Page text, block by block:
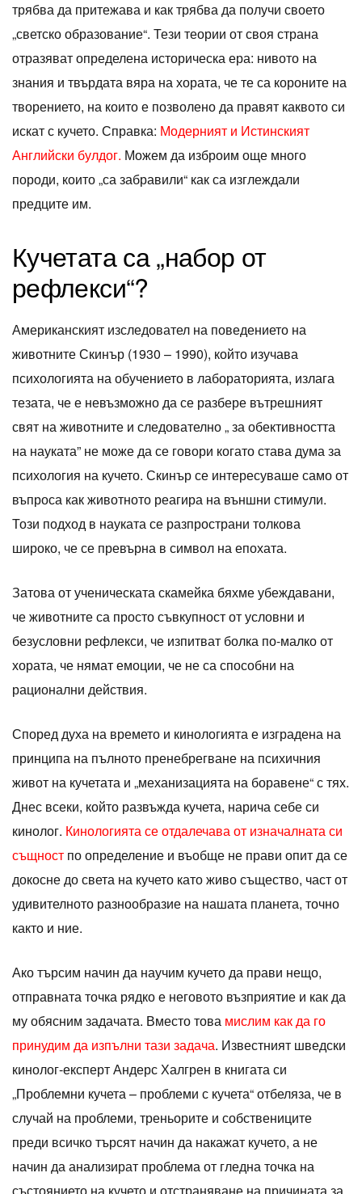
трябва да притежава и как трябва да получи своето
„светско образование“. Тези теории от своя страна
отразяват определена историческа ера: нивото на
знания и твърдата вяра на хората, че те са короните на
творението, на които е позволено да правят каквото си
искат с кучето. Справка: Модерният и Истинският
Английски булдог. Можем да изброим още много
породи, които „са забравили“ как са изглеждали
предците им.
Кучетата са „набор от
рефлекси“?
Американският изследовател на поведението на
животните Скинър (1930 – 1990), който изучава
психологията на обучението в лабораторията, излага
тезата, че е невъзможно да се разбере вътрешният
свят на животните и следователно „ за обективността
на науката” не може да се говори когато става дума за
психология на кучето. Скинър се интересуваше само от
въпроса как животното реагира на външни стимули.
Този подход в науката се разпространи толкова
широко, че се превърна в символ на епохата.
Затова от ученическата скамейка бяхме убеждавани,
че животните са просто съвкупност от условни и
безусловни рефлекси, че изпитват болка по-малко от
хората, че нямат емоции, че не са способни на
рационални действия.
Според духа на времето и кинологията е изградена на
принципа на пълното пренебрегване на психичния
живот на кучетата и „механизацията на боравене“ с тях.
Днес всеки, който развъжда кучета, нарича себе си
кинолог. Кинологията се отдалечава от изначалната си
същност по определение и въобще не прави опит да се
докосне до света на кучето като живо същество, част от
удивителното разнообразие на нашата планета, точно
както и ние.
Ако търсим начин да научим кучето да прави нещо,
отправната точка рядко е неговото възприятие и как да
му обясним задачата. Вместо това мислим как да го
принудим да изпълни тази задача. Известният шведски
кинолог-експерт Андерс Халгрен в книгата си
„Проблемни кучета – проблеми с кучета“ отбеляза, че в
случай на проблеми, треньорите и собствениците
преди всичко търсят начин да накажат кучето, а не
начин да анализират проблема от гледна точка на